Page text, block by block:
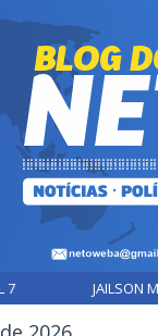
7 JAILSON